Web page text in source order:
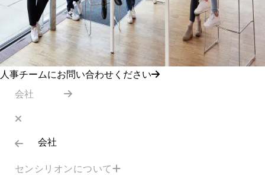
人事チームにお問い合わせください
会社
会社
センシリオンについて